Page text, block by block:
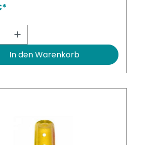
Anzahl: Gib den
In den Warenkorb